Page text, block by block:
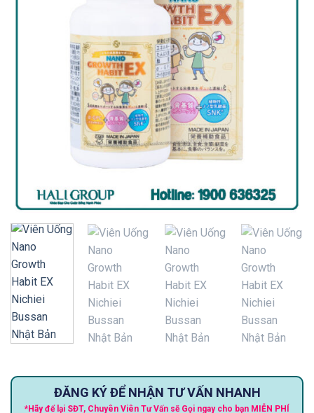
ĐĂNG KÝ ĐỂ NHẬN TƯ VẤN NHANH
*Hãy để lại SĐT, Chuyên Viên Tư Vấn sẽ Gọi ngay cho bạn MIỄN PHÍ